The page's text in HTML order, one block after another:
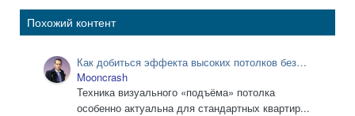
Похожий контент
Как добиться эффекта высоких потолков без
ремонта
Mooncrash
Техника визуального «подъёма» потолка
особенно актуальна для стандартных квартир...